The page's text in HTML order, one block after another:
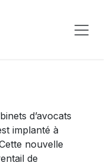
d’avocats
implanté à
nouvelle
de